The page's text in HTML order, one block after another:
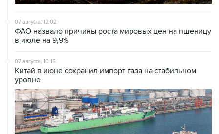
07 августа, 12:02
ФАО назвало причины роста мировых цен на пшеницу
в июле на 9,9%
07 августа, 10:15
Китай в июне сохранил импорт газа на стабильном
уровне